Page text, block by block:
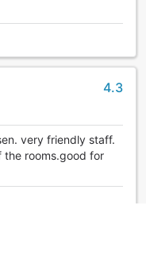
4.3
very friendly staff.
the rooms.good for